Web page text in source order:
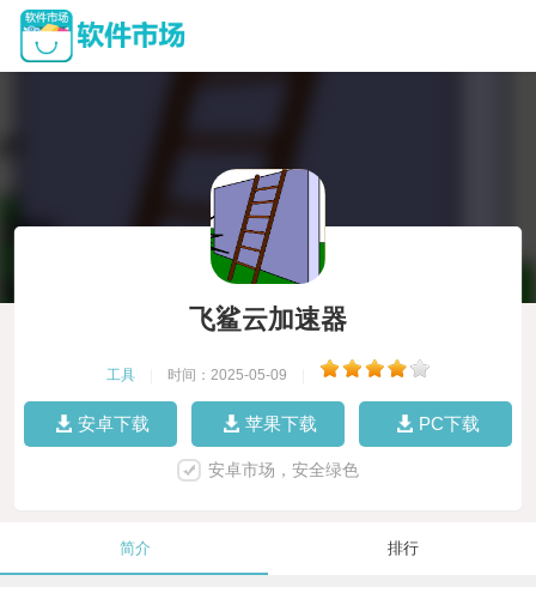
飞鲨云加速器
工具 时间：2025-05-09
安卓下载 苹果下载 PC下载
安卓市场，安全绿色
简介 排行